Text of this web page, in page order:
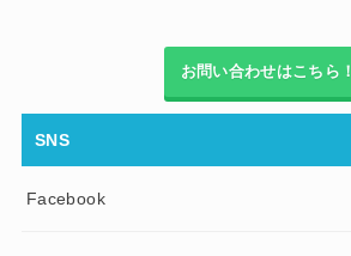
お問い合わせはこちら！
SNS
Facebook